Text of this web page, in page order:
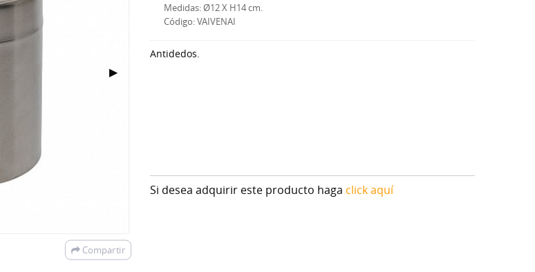
Next Slide
▶
Compartir
Medidas: Ø12 X H14 cm.
Código: VAIVENAI
Antidedos.
Si desea adquirir este producto haga click aquí